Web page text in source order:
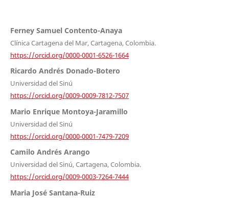
Ferney Samuel Contento-Anaya
Clínica Cartagena del Mar, Cartagena, Colombia.
https://orcid.org/0000-0001-6526-1664
Ricardo Andrés Donado-Botero
Universidad del Sinú
https://orcid.org/0009-0009-7812-7507
Mario Enrique Montoya-Jaramillo
Universidad del Sinú
https://orcid.org/0000-0001-7479-7209
Camilo Andrés Arango
Universidad del Sinú, Cartagena, Colombia.
https://orcid.org/0009-0003-7264-7444
Maria José Santana-Ruiz